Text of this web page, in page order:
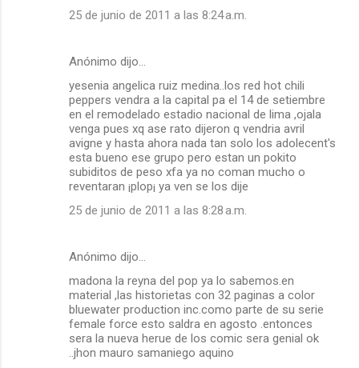
25 de junio de 2011 a las 8:24 a.m.
Anónimo dijo…
yesenia angelica ruiz medina..los red hot chili
peppers vendra a la capital pa el 14 de setiembre
en el remodelado estadio nacional de lima ,ojala
venga pues xq ase rato dijeron q vendria avril
avigne y hasta ahora nada tan solo los adolecent's
esta bueno ese grupo pero estan un pokito
subiditos de peso xfa ya no coman mucho o
reventaran ¡plop¡ ya ven se los dije
25 de junio de 2011 a las 8:28 a.m.
Anónimo dijo…
madona la reyna del pop ya lo sabemos.en
material ,las historietas con 32 paginas a color
bluewater production inc.como parte de su serie
female force esto saldra en agosto .entonces
sera la nueva herue de los comic sera genial ok
..jhon mauro samaniego aquino